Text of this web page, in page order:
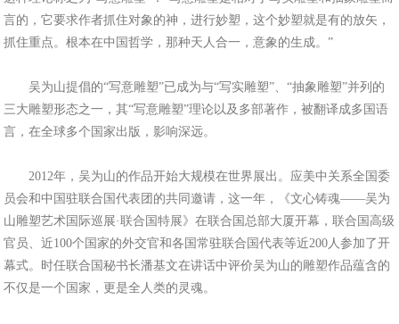
言的，它要求作者抓住对象的神，进行妙塑，这个妙塑就是有的放矢，
抓住重点。根本在中国哲学，那种天人合一，意象的生成。”
吴为山提倡的“写意雕塑”已成为与“写实雕塑”、“抽象雕塑”并列的
三大雕塑形态之一，其“写意雕塑”理论以及多部著作，被翻译成多国语
言，在全球多个国家出版，影响深远。
2012年，吴为山的作品开始大规模在世界展出。应美中关系全国委
员会和中国驻联合国代表团的共同邀请，这一年，《文心铸魂——吴为
山雕塑艺术国际巡展·联合国特展》在联合国总部大厦开幕，联合国高级
官员、近100个国家的外交官和各国常驻联合国代表等近200人参加了开
幕式。时任联合国秘书长潘基文在讲话中评价吴为山的雕塑作品蕴含的
不仅是一个国家，更是全人类的灵魂。